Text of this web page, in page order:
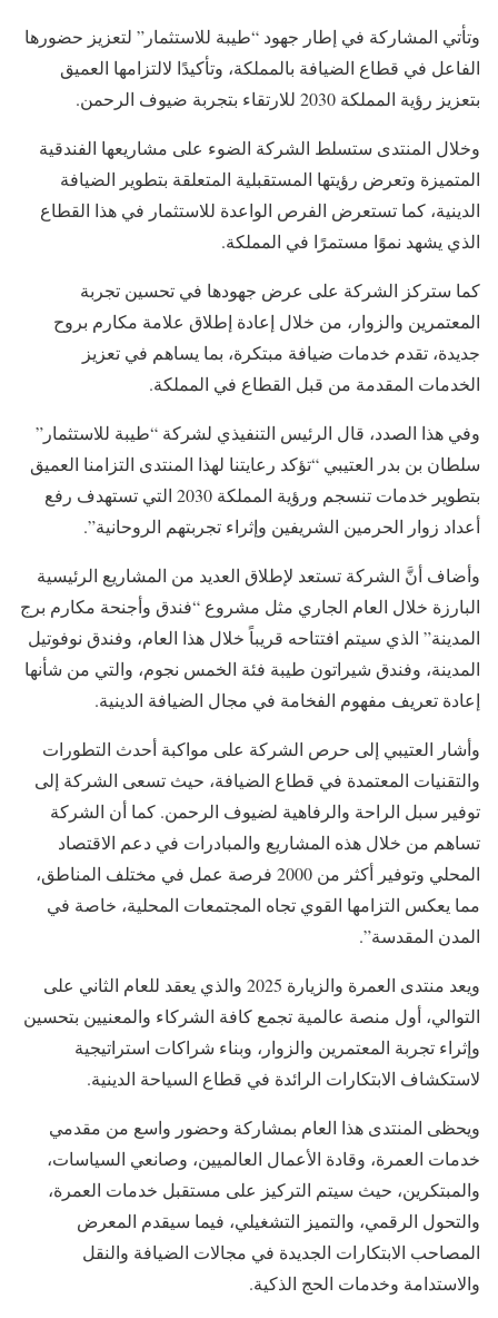
وتأتي المشاركة في إطار جهود “طيبة للاستثمار” لتعزيز حضورها
الفاعل في قطاع الضيافة بالمملكة، وتأكيدًا لالتزامها العميق
بتعزيز رؤية المملكة 2030 للارتقاء بتجربة ضيوف الرحمن.
وخلال المنتدى ستسلط الشركة الضوء على مشاريعها الفندقية
المتميزة وتعرض رؤيتها المستقبلية المتعلقة بتطوير الضيافة
الدينية، كما تستعرض الفرص الواعدة للاستثمار في هذا القطاع
الذي يشهد نموًا مستمرًا في المملكة.
كما ستركز الشركة على عرض جهودها في تحسين تجربة
المعتمرين والزوار، من خلال إعادة إطلاق علامة مكارم بروح
جديدة، تقدم خدمات ضيافة مبتكرة، بما يساهم في تعزيز
الخدمات المقدمة من قبل القطاع في المملكة.
وفي هذا الصدد، قال الرئيس التنفيذي لشركة “طيبة للاستثمار”
سلطان بن بدر العتيبي “تؤكد رعايتنا لهذا المنتدى التزامنا العميق
بتطوير خدمات تنسجم ورؤية المملكة 2030 التي تستهدف رفع
أعداد زوار الحرمين الشريفين وإثراء تجربتهم الروحانية”.
وأضاف أنَّ الشركة تستعد لإطلاق العديد من المشاريع الرئيسية
البارزة خلال العام الجاري مثل مشروع “فندق وأجنحة مكارم برج
المدينة” الذي سيتم افتتاحه قريباً خلال هذا العام، وفندق نوفوتيل
المدينة، وفندق شيراتون طيبة فئة الخمس نجوم، والتي من شأنها
إعادة تعريف مفهوم الفخامة في مجال الضيافة الدينية.
وأشار العتيبي إلى حرص الشركة على مواكبة أحدث التطورات
والتقنيات المعتمدة في قطاع الضيافة، حيث تسعى الشركة إلى
توفير سبل الراحة والرفاهية لضيوف الرحمن. كما أن الشركة
تساهم من خلال هذه المشاريع والمبادرات في دعم الاقتصاد
المحلي وتوفير أكثر من 2000 فرصة عمل في مختلف المناطق،
مما يعكس التزامها القوي تجاه المجتمعات المحلية، خاصة في
المدن المقدسة”.
ويعد منتدى العمرة والزيارة 2025 والذي يعقد للعام الثاني على
التوالي، أول منصة عالمية تجمع كافة الشركاء والمعنيين بتحسين
وإثراء تجربة المعتمرين والزوار، وبناء شراكات استراتيجية
لاستكشاف الابتكارات الرائدة في قطاع السياحة الدينية.
ويحظى المنتدى هذا العام بمشاركة وحضور واسع من مقدمي
خدمات العمرة، وقادة الأعمال العالميين، وصانعي السياسات،
والمبتكرين، حيث سيتم التركيز على مستقبل خدمات العمرة،
والتحول الرقمي، والتميز التشغيلي، فيما سيقدم المعرض
المصاحب الابتكارات الجديدة في مجالات الضيافة والنقل
والاستدامة وخدمات الحج الذكية.